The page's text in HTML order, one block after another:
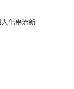
化串流新